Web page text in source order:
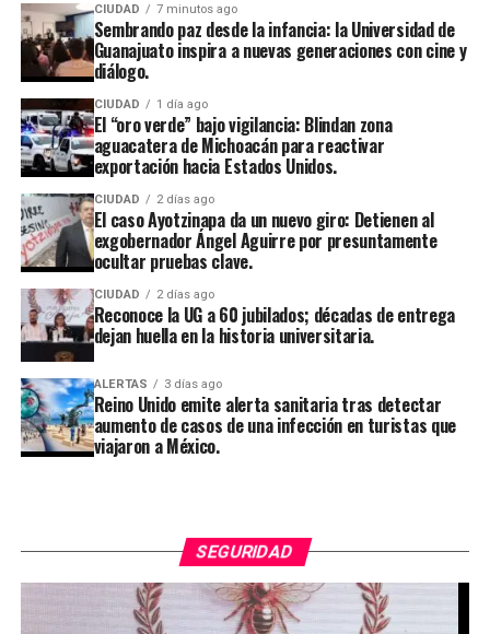
CIUDAD 7 minutos ago
Sembrando paz desde la infancia: la Universidad de
Guanajuato inspira a nuevas generaciones con cine y
diálogo.
CIUDAD 1 día ago
El “oro verde” bajo vigilancia: Blindan zona
aguacatera de Michoacán para reactivar
exportación hacia Estados Unidos.
CIUDAD 2 días ago
El caso Ayotzinapa da un nuevo giro: Detienen al
exgobernador Ángel Aguirre por presuntamente
ocultar pruebas clave.
CIUDAD 2 días ago
Reconoce la UG a 60 jubilados; décadas de entrega
dejan huella en la historia universitaria.
ALERTAS 3 días ago
Reino Unido emite alerta sanitaria tras detectar
aumento de casos de una infección en turistas que
viajaron a México.
SEGURIDAD